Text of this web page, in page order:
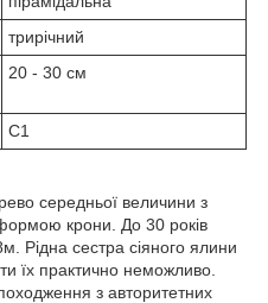
трирічний
20 - 30 см
С1
середньої величини з
крони. До 30 років
Рідна сестра сіяного ялини
їх практично неможливо.
з авторитетних